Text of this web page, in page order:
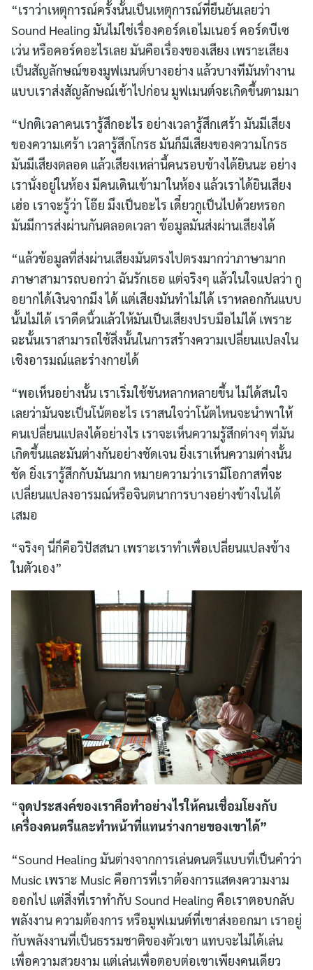
“เราว่าเหตุการณ์ครั้งนั้นเป็นเหตุการณ์ที่ยืนยันเลยว่า
Sound Healing มันไม่ใช่เรื่องคอร์ดเอไมเนอร์ คอร์ดบีเซ
เว่น หรือคอร์ดอะไรเลย มันคือเรื่องของเสียง เพราะเสียง
เป็นสัญลักษณ์ของมูฟเมนต์บางอย่าง แล้วบางทีมันทำงาน
แบบเราส่งสัญลักษณ์เข้าไปก่อน มูฟเมนต์จะเกิดขึ้นตามมา
“ปกติเวลาคนเรารู้สึกอะไร อย่างเวลารู้สึกเศร้า มันมีเสียง
ของความเศร้า เวลารู้สึกโกรธ มันก็มีเสียงของความโกรธ
มันมีเสียงตลอด แล้วเสียงเหล่านี้คนรอบข้างได้ยินนะ อย่าง
เรานั่งอยู่ในห้อง มีคนเดินเข้ามาในห้อง แล้วเราได้ยินเสียง
เฮ่อ เราจะรู้ว่า โอ๊ย มึงเป็นอะไร เดี๋ยวกูเป็นไปด้วยหรอก
มันมีการส่งผ่านกันตลอดเวลา ข้อมูลมันส่งผ่านเสียงได้
“แล้วข้อมูลที่ส่งผ่านเสียงมันตรงไปตรงมากว่าภาษามาก
ภาษาสามารถบอกว่า ฉันรักเธอ แต่จริงๆ แล้วในใจแปลว่า กู
อยากได้เงินจากมึง ได้ แต่เสียงมันทำไม่ได้ เราหลอกกันแบบ
นั้นไม่ได้ เราดีดนิ้วแล้วให้มันเป็นเสียงปรบมือไม่ได้ เพราะ
ฉะนั้นเราสามารถใช้สิ่งนั้นในการสร้างความเปลี่ยนแปลงใน
เชิงอารมณ์และร่างกายได้
“พอเห็นอย่างนั้น เราเริ่มใช้ขันหลากหลายขึ้น ไม่ได้สนใจ
เลยว่ามันจะเป็นโน้ตอะไร เราสนใจว่าโน้ตไหนจะนำพาให้
คนเปลี่ยนแปลงได้อย่างไร เราจะเห็นความรู้สึกต่างๆ ที่มัน
เกิดขึ้นและมันต่างกันอย่างชัดเจน ยิ่งเราเห็นความต่างนั้น
ชัด ยิ่งเรารู้สึกกับมันมาก หมายความว่าเรามีโอกาสที่จะ
เปลี่ยนแปลงอารมณ์หรือจินตนาการบางอย่างข้างในได้
เสมอ
“จริงๆ นี่ก็คือวิปัสสนา เพราะเราทำเพื่อเปลี่ยนแปลงข้าง
ในตัวเอง”
“จุดประสงค์ของเราคือทำอย่างไรให้คนเชื่อมโยงกับ
เครื่องดนตรีและทำหน้าที่แทนร่างกายของเขาได้”
“Sound Healing มันต่างจากการเล่นดนตรีแบบที่เป็นคำว่า
Music เพราะ Music คือการที่เราต้องการแสดงความงาม
ออกไป แต่สิ่งที่เราทำกับ Sound Healing คือเราตอบกลับ
พลังงาน ความต้องการ หรือมูฟเมนต์ที่เขาส่งออกมา เราอยู่
กับพลังงานที่เป็นธรรมชาติของตัวเขา แทบจะไม่ได้เล่น
เพื่อความสวยงาม แต่เล่นเพื่อตอบต่อเขาเพียงคนเดียว